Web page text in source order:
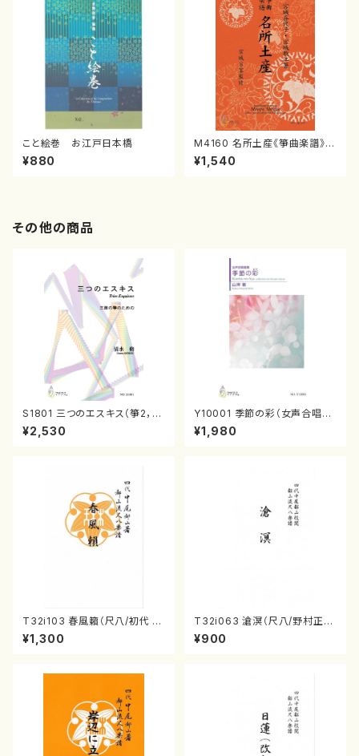
こと絵巻 お江戸日本橋
¥880
M4160 名所土産《箏曲楽譜》
（箏/宮城喜代子・宮城数江著・
宮城宗家監修/箏曲古典楽譜）
¥1,540
その他の商品
S1801 三つのエスキス（箏2，1
7/清水 脩/楽譜）
¥2,530
Y10001 季節の彩（女声合唱、
ピアノ/山岸徹/楽譜）
¥1,980
T32i103 春風籟（尺八/初代 石
垣征山/尺八/都山式譜）都山流
公刊楽譜曲番:552
¥1,300
T32i063 滄溟（尺八/野村正
峰/尺八/都山式譜）都山流公刊
楽譜曲番:512
¥900